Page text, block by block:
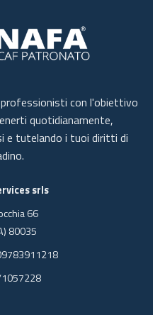
con l'obiettivo
quotidianamente,
e tutelando i tuoi diritti di
srls
66
80035